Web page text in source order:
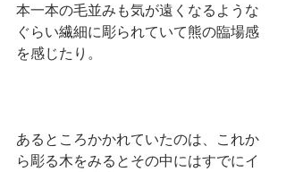
本一本の毛並みも気が遠くなるような
ぐらい繊細に彫られていて熊の臨場感
を感じたり。
あるところかかれていたのは、これか
ら彫る木をみるとその中にはすでにイ